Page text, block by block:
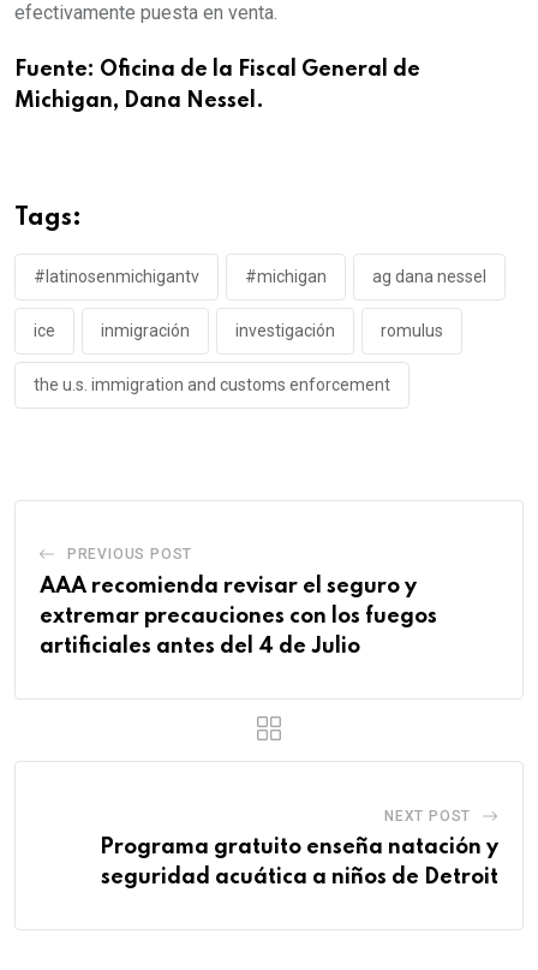
efectivamente puesta en venta.
Fuente: Oficina de la Fiscal General de
Michigan, Dana Nessel.
Tags:
#latinosenmichigantv #michigan ag dana nessel
ice inmigración investigación romulus
the u.s. immigration and customs enforcement
PREVIOUS POST
AAA recomienda revisar el seguro y
extremar precauciones con los fuegos
artificiales antes del 4 de Julio
NEXT POST
Programa gratuito enseña natación y
seguridad acuática a niños de Detroit